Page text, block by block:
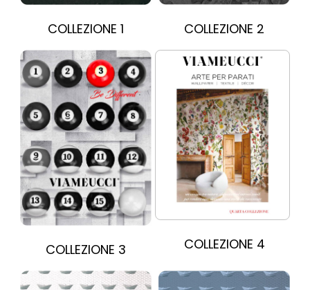
COLLEZIONE 1 COLLEZIONE 2
COLLEZIONE 3 COLLEZIONE 4